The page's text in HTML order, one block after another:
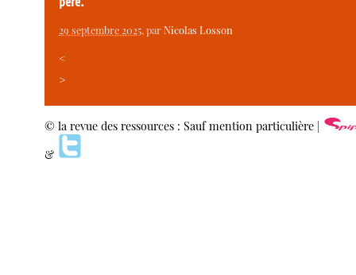
29 septembre 2025, parNicolas Losson
<
>
© la revue des ressources : Sauf mention particulière |
&